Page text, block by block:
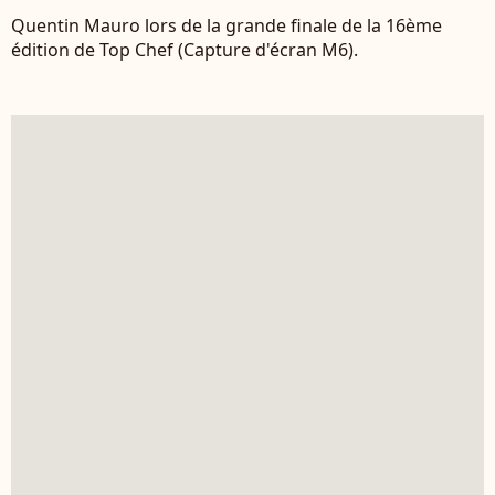
Quentin Mauro lors de la grande finale de la 16ème
édition de Top Chef (Capture d'écran M6).